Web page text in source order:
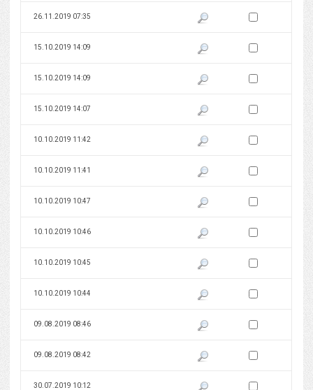
26.11.2019 07:35 Pokaż podgląd wersji z dnia
Zaznacz wersję do
15.10.2019 14:09 Pokaż podgląd wersji z dnia
Zaznacz wersję do
15.10.2019 14:09 Pokaż podgląd wersji z dnia
Zaznacz wersję do
15.10.2019 14:07 Pokaż podgląd wersji z dnia
Zaznacz wersję do
10.10.2019 11:42 Pokaż podgląd wersji z dnia
Zaznacz wersję do
10.10.2019 11:41 Pokaż podgląd wersji z dnia
Zaznacz wersję do
10.10.2019 10:47 Pokaż podgląd wersji z dnia
Zaznacz wersję do
10.10.2019 10:46 Pokaż podgląd wersji z dnia
Zaznacz wersję do
10.10.2019 10:45 Pokaż podgląd wersji z dnia
Zaznacz wersję do
10.10.2019 10:44 Pokaż podgląd wersji z dnia
Zaznacz wersję do
09.08.2019 08:46 Pokaż podgląd wersji z dnia
Zaznacz wersję do
09.08.2019 08:42 Pokaż podgląd wersji z dnia
Zaznacz wersję do
30.07.2019 10:12 Pokaż podgląd wersji z dnia
Zaznacz wersję do